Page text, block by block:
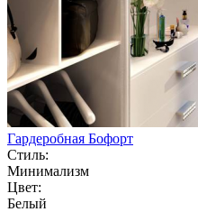
Гардеробная Бофорт
Стиль:
Минимализм
Цвет:
Белый